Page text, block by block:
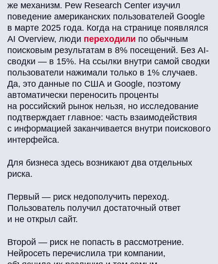
же механизм. Pew Research Center изучил
поведение американских пользователей Google
в марте 2025 года. Когда на странице появлялся
AI Overview, люди переходили по обычным
поисковым результатам в 8% посещений. Без AI-
сводки — в 15%. На ссылки внутри самой сводки
пользователи нажимали только в 1% случаев.
Да, это данные по США и Google, поэтому
автоматически переносить проценты
на российский рынок нельзя, но исследование
подтверждает главное: часть взаимодействия
с информацией заканчивается внутри поискового
интерфейса.
Для бизнеса здесь возникают два отдельных
риска.
Первый — риск недополучить переход.
Пользователь получил достаточный ответ
и не открыл сайт.
Второй — риск не попасть в рассмотрение.
Нейросеть перечислила три компании,